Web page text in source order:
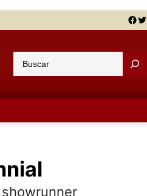
Facebook Twitter
u
a
showrunner